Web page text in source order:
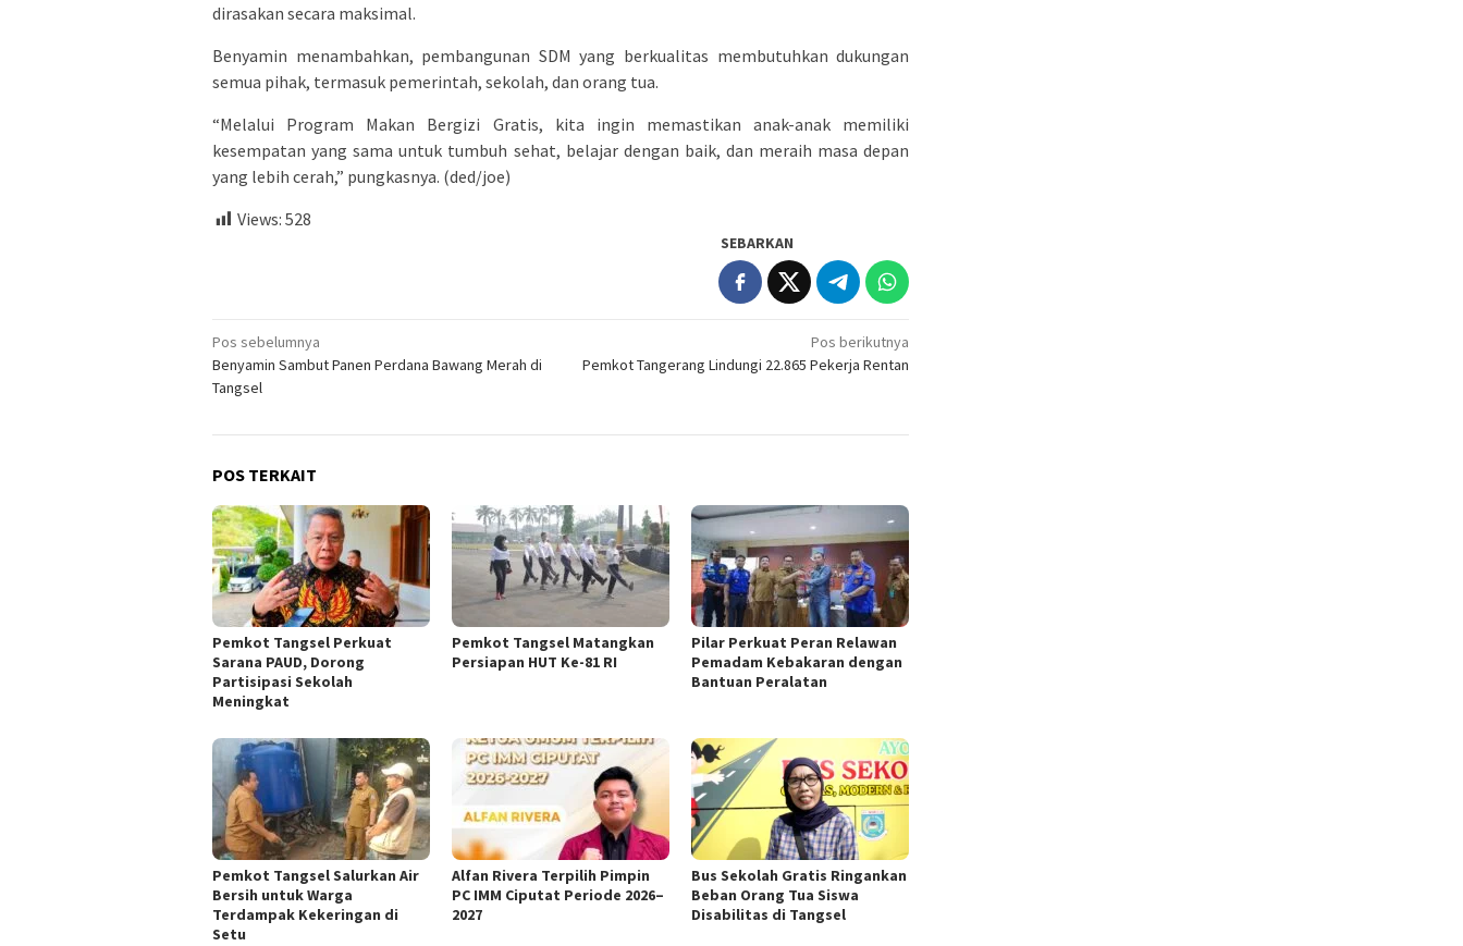
dirasakan secara maksimal.
Benyamin menambahkan, pembangunan SDM yang berkualitas membutuhkan dukungan
semua pihak, termasuk pemerintah, sekolah, dan orang tua.
“Melalui Program Makan Bergizi Gratis, kita ingin memastikan anak-anak memiliki
kesempatan yang sama untuk tumbuh sehat, belajar dengan baik, dan meraih masa depan
yang lebih cerah,” pungkasnya. (ded/joe)
Views: 528
SEBARKAN
Navigasi
pos
Pos sebelumnya
Benyamin Sambut Panen Perdana Bawang Merah di
Tangsel
Pos berikutnya
Pemkot Tangerang Lindungi 22.865 Pekerja Rentan
POS TERKAIT
Pemkot Tangsel Perkuat
Sarana PAUD, Dorong
Partisipasi Sekolah
Meningkat
Pemkot Tangsel Matangkan
Persiapan HUT Ke-81 RI
Pilar Perkuat Peran Relawan
Pemadam Kebakaran dengan
Bantuan Peralatan
Pemkot Tangsel Salurkan Air
Bersih untuk Warga
Terdampak Kekeringan di
Setu
Alfan Rivera Terpilih Pimpin
PC IMM Ciputat Periode 2026–
2027
Bus Sekolah Gratis Ringankan
Beban Orang Tua Siswa
Disabilitas di Tangsel